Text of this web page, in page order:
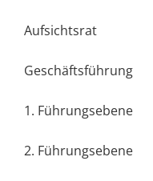
Aufsichtsrat
Geschäftsführung
1. Führungsebene
2. Führungsebene